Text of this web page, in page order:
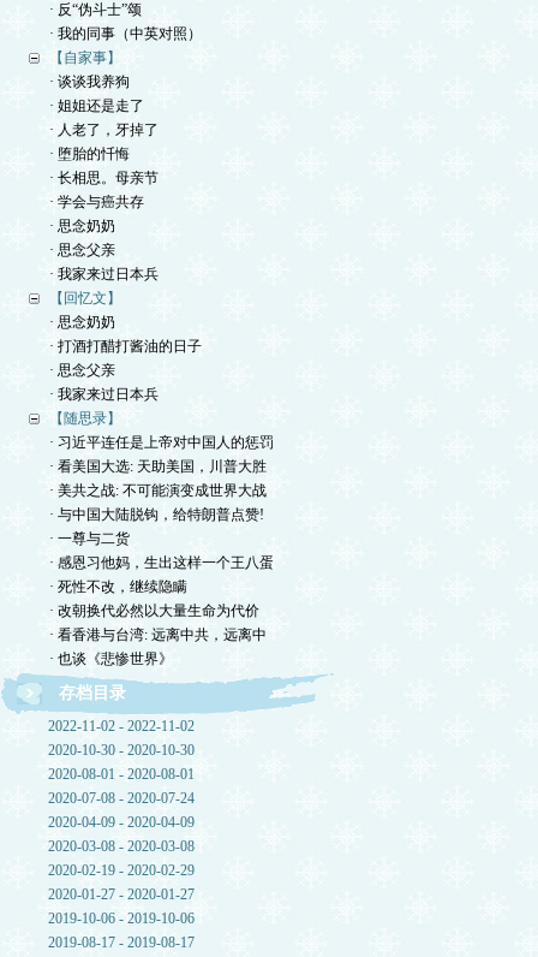
· 反“伪斗士”颂
· 我的同事（中英对照）
【自家事】
· 谈谈我养狗
· 姐姐还是走了
· 人老了，牙掉了
· 堕胎的忏悔
· 长相思。母亲节
· 学会与癌共存
· 思念奶奶
· 思念父亲
· 我家来过日本兵
【回忆文】
· 思念奶奶
· 打酒打醋打酱油的日子
· 思念父亲
· 我家来过日本兵
【随思录】
· 习近平连任是上帝对中国人的惩罚
· 看美国大选: 天助美国，川普大胜
· 美共之战: 不可能演变成世界大战
· 与中国大陆脱钩，给特朗普点赞!
· 一尊与二货
· 感恩习他妈，生出这样一个王八蛋
· 死性不改，继续隐瞒
· 改朝换代必然以大量生命为代价
· 看香港与台湾: 远离中共，远离中
· 也谈《悲惨世界》
存档目录
2022-11-02 - 2022-11-02
2020-10-30 - 2020-10-30
2020-08-01 - 2020-08-01
2020-07-08 - 2020-07-24
2020-04-09 - 2020-04-09
2020-03-08 - 2020-03-08
2020-02-19 - 2020-02-29
2020-01-27 - 2020-01-27
2019-10-06 - 2019-10-06
2019-08-17 - 2019-08-17